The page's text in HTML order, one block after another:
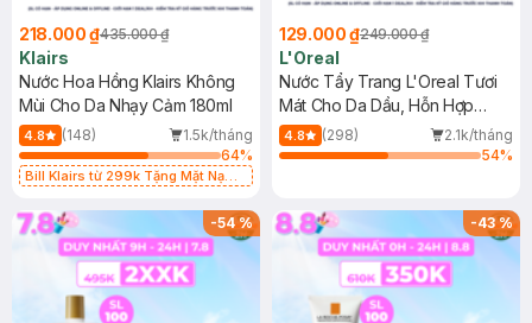
218.000 ₫435.000 ₫
Klairs
Nước Hoa Hồng Klairs Không
Mùi Cho Da Nhạy Cảm 180ml
4.8 (148)
1.5k/tháng
64%
Bill Klairs từ 299k Tặng Mặt Nạ
25ml (SL Có Hạn)
129.000 ₫249.000 ₫
L'Oreal
Nước Tẩy Trang L'Oreal Tươi
Mát Cho Da Dầu, Hỗn Hợp
400ml
4.8 (298)
2.1k/tháng
54%
-54% -43%